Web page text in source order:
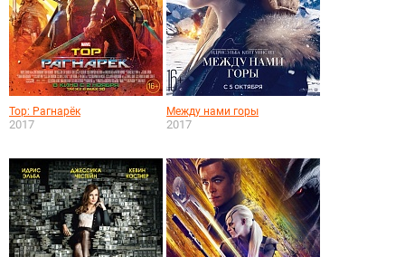
Тор: Рагнарёк
2017
Между нами горы
2017